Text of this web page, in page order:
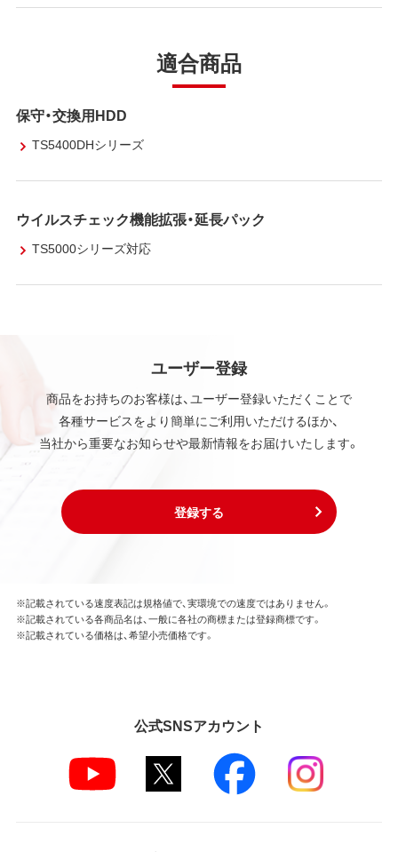
適合商品
保守・交換用HDD
TS5400DHシリーズ
ウイルスチェック機能拡張・延長パック
TS5000シリーズ対応
ユーザー登録
商品をお持ちのお客様は、ユーザー登録いただくことで
各種サービスをより簡単にご利用いただけるほか、
当社から重要なお知らせや最新情報をお届けいたします。
登録する
※記載されている速度表記は規格値で、実環境での速度ではありません。
※記載されている各商品名は、一般に各社の商標または登録商標です。
※記載されている価格は、希望小売価格です。
公式SNSアカウント